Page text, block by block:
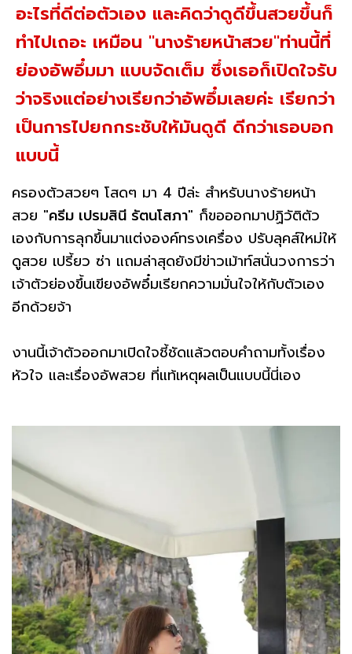
อะไรที่ดีต่อตัวเอง และคิดว่าดูดีขึ้นสวยขึ้นก็
ทำไปเถอะ เหมือน "นางร้ายหน้าสวย"ท่านนี้ที่
ย่องอัพอึ๋มมา แบบจัดเต็ม ซึ่งเธอก็เปิดใจรับ
ว่าจริงแต่อย่างเรียกว่าอัพอึ๋มเลยค่ะ เรียกว่า
เป็นการไปยกกระชับให้มันดูดี ดีกว่าเธอบอก
แบบนี้
ครองตัวสวยๆ โสดๆ มา 4 ปีล่ะ สำหรับนางร้ายหน้า
สวย "ครีม เปรมสินี รัตนโสภา" ก็ขอออกมาปฏิวัติตัว
เองกับการลุกขึ้นมาแต่งองค์ทรงเครื่อง ปรับลุคส์ใหม่ให้
ดูสวย เปรี้ยว ซ่า แถมล่าสุดยังมีข่าวเม้าท์สนั่นวงการว่า
เจ้าตัวย่องขึ้นเขียงอัพอึ๋มเรียกความมั่นใจให้กับตัวเอง
อีกด้วยจ้า
งานนี้เจ้าตัวออกมาเปิดใจชี้ชัดแล้วตอบคำถามทั้งเรื่อง
หัวใจ และเรื่องอัพสวย ที่แท้เหตุผลเป็นแบบนี้นี่เอง